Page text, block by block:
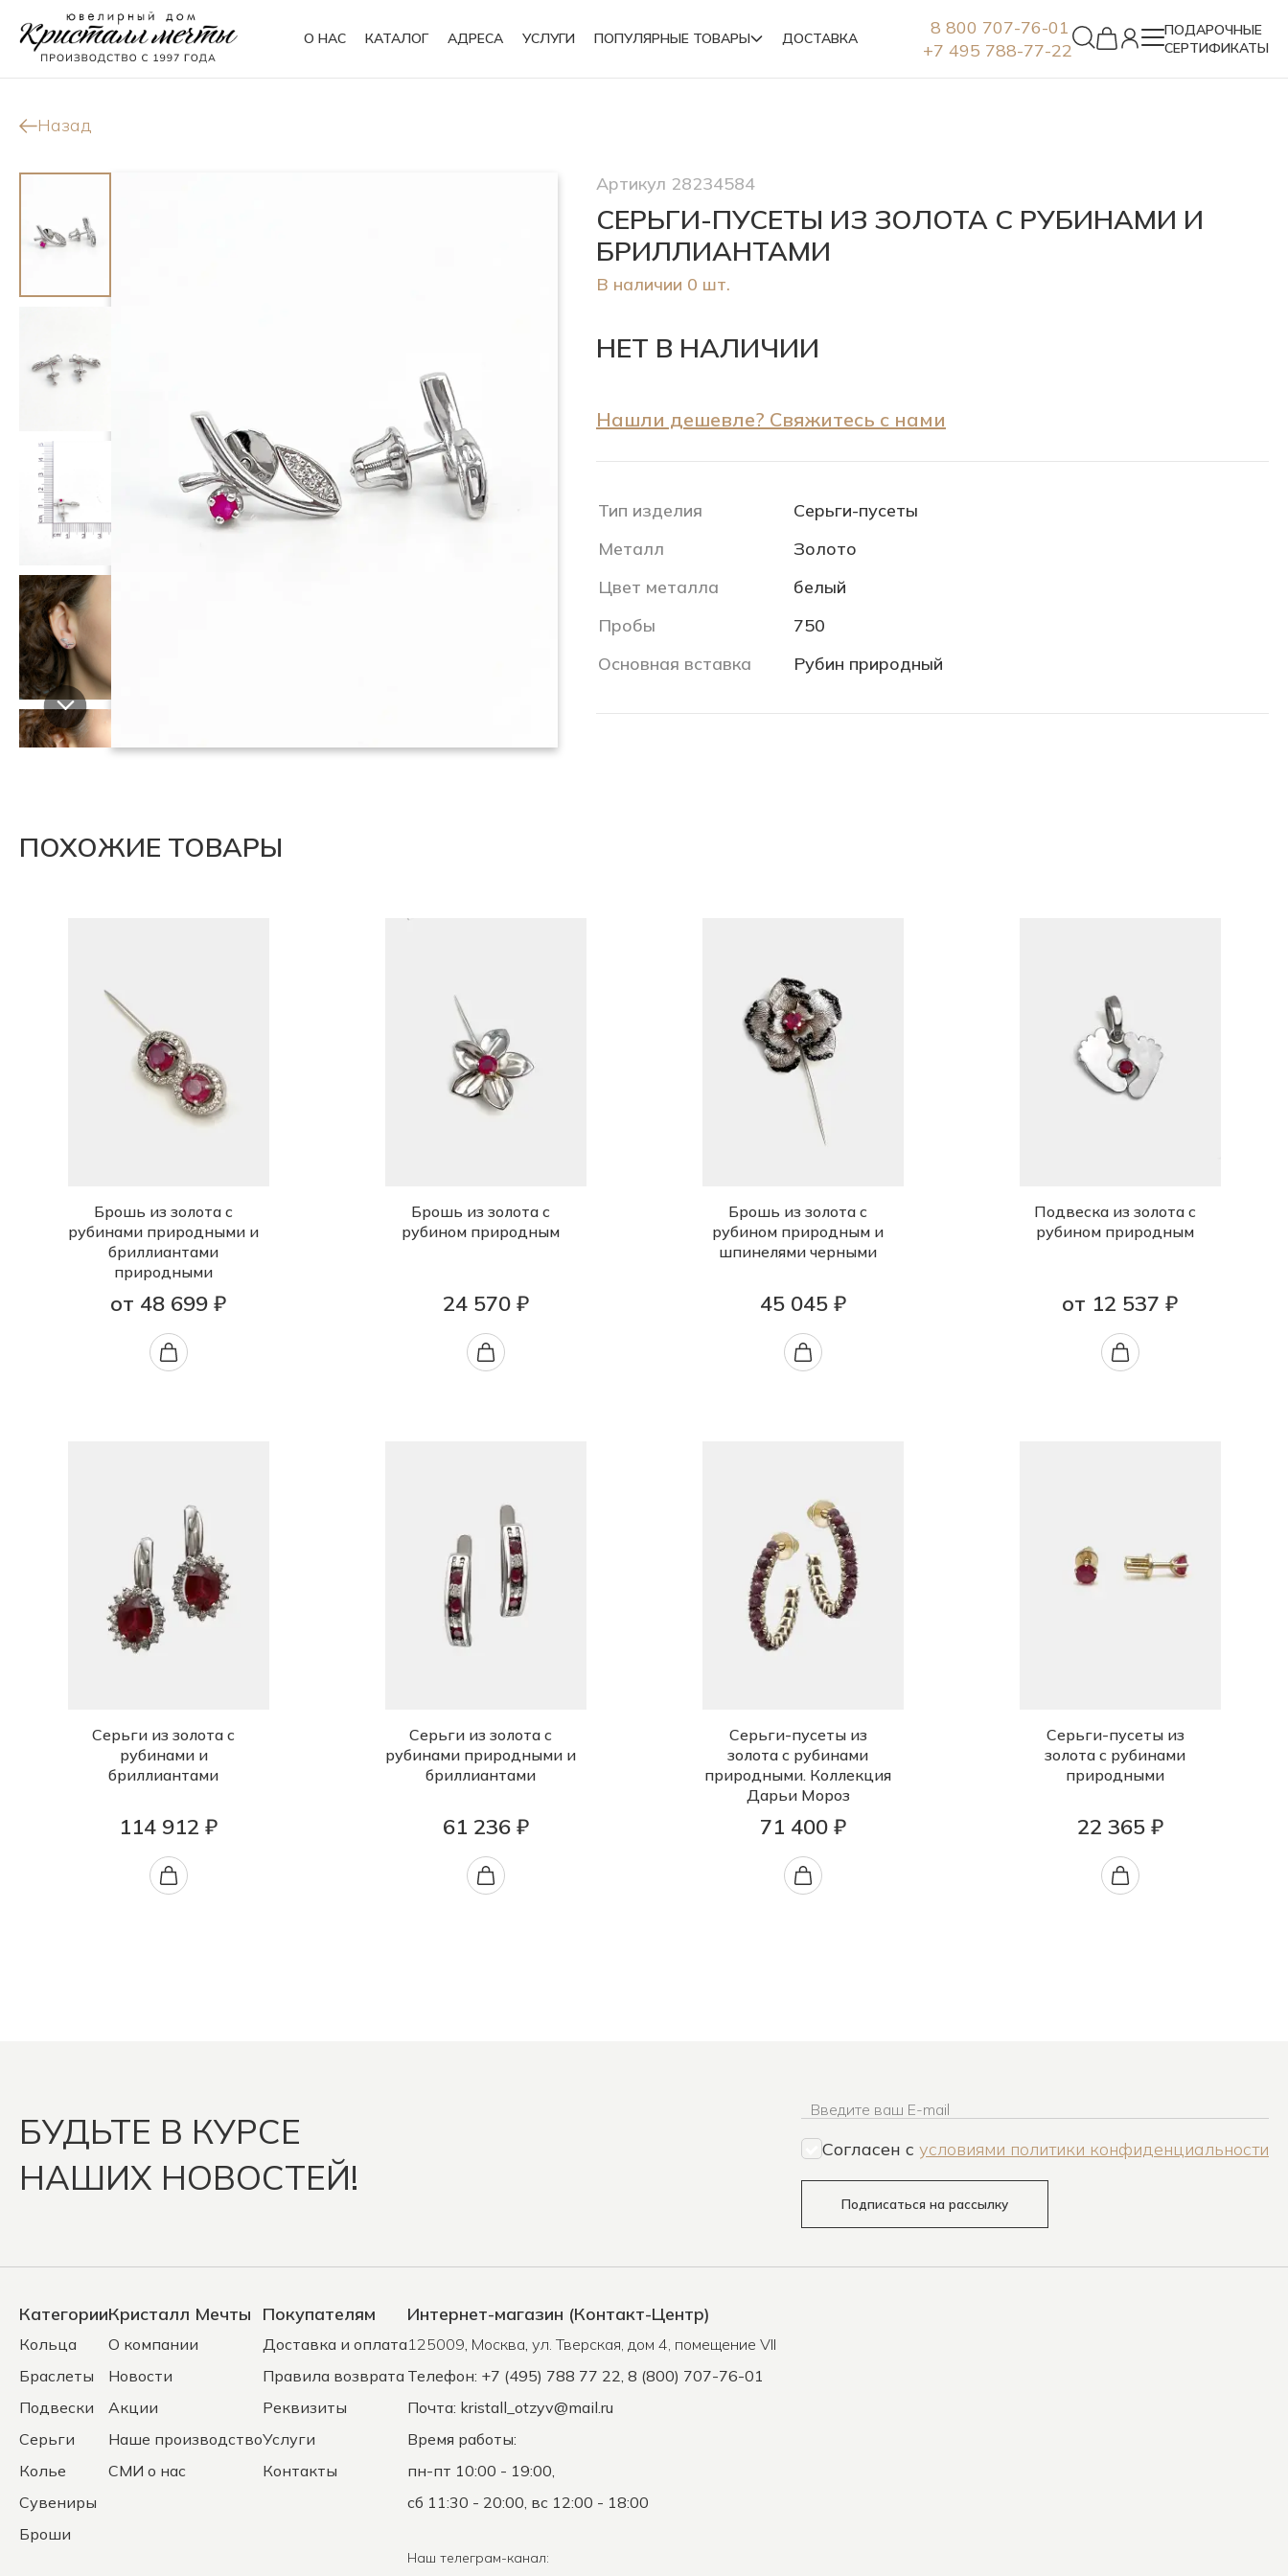
О НАС КАТАЛОГ АДРЕСА УСЛУГИ ПОПУЛЯРНЫЕ ТОВАРЫ ДОСТАВКА
8 800 707-76-01
+7 495 788-77-22
ПОДАРОЧНЫЕ
СЕРТИФИКАТЫ
Кольца
Броши
Назад
Артикул 28234584
СЕРЬГИ-ПУСЕТЫ ИЗ ЗОЛОТА С РУБИНАМИ И
БРИЛЛИАНТАМИ
В наличии 0 шт.
НЕТ В НАЛИЧИИ
Нашли дешевле? Свяжитесь с нами
Тип изделия
Серьги-пусеты
Металл
Золото
Цвет металла
белый
Пробы
750
Основная вставка
Рубин природный
ПОХОЖИЕ ТОВАРЫ
Брошь из золота с
рубинами природными и
бриллиантами
природными
от 48 699 ₽
Брошь из золота с
рубином природным
24 570 ₽
Брошь из золота с
рубином природным и
шпинелями черными
45 045 ₽
Подвеска из золота с
рубином природным
от 12 537 ₽
Серьги из золота с
рубинами и
бриллиантами
114 912 ₽
Серьги из золота с
рубинами природными и
бриллиантами
61 236 ₽
Серьги-пусеты из
золота с рубинами
природными. Коллекция
Дарьи Мороз
71 400 ₽
Серьги-пусеты из
золота с рубинами
природными
22 365 ₽
БУДЬТЕ В КУРСЕ
НАШИХ НОВОСТЕЙ!
Введите ваш E-mail
Согласен c условиями политики конфиденциальности
Подписаться на рассылку
Категории
Кольца
Браслеты
Подвески
Серьги
Колье
Сувениры
Броши
Кристалл Мечты
О компании
Новости
Акции
Наше производство
СМИ о нас
Покупателям
Доставка и оплата
Правила возврата
Реквизиты
Услуги
Контакты
Интернет-магазин (Контакт-Центр)
125009, Москва, ул. Тверская, дом 4, помещение VII
Телефон: +7 (495) 788 77 22, 8 (800) 707-76-01
Почта: kristall_otzyv@mail.ru
Время работы:
пн-пт 10:00 - 19:00,
сб 11:30 - 20:00, вс 12:00 - 18:00
Наш телеграм-канал: